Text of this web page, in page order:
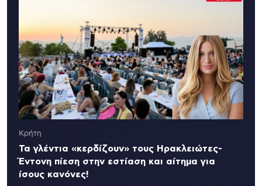
Κρήτη
Τα γλέντια «κερδίζουν» τους Ηρακλειώτες-
Έντονη πίεση στην εστίαση και αίτημα για
ίσους κανόνες!